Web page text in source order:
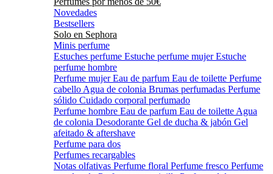
Novedades
Bestsellers
Solo en Sephora
Minis perfume
Estuches perfume Estuche perfume mujerEstuche
perfume hombre
Perfume mujerEau de parfum Eau de toilette Perfume
cabello Agua de colonia Brumas perfumadas Perfume
sólido Cuidado corporal perfumado
Perfume hombre Eau de parfum Eau de toilette Agua
de colonia Desodorante Gel de ducha & jabón Gel
afeitado & aftershave
Perfume para dos
Perfumes recargables
Notas olfativas Perfume floral Perfume fresco Perfume